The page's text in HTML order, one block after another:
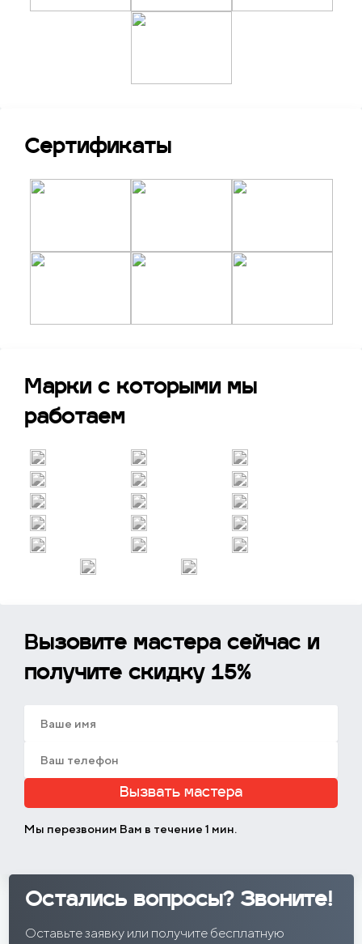
Сертификаты
Марки с которыми мы
работаем
Вызовите мастера сейчас и
получите скидку 15%
Вызвать мастера
Мы перезвоним Вам в течение 1 мин.
Остались вопросы? Звоните!
Оставьте заявку или получите бесплатную